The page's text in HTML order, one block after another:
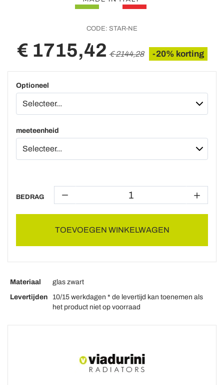
CODE: STAR-NE
€ 1715,42 € 2144,28 -20% korting
Optioneel
meeteenheid
BEDRAG
TOEVOEGEN WINKELWAGEN
Materiaal
glas zwart
Levertijden
10/15 werkdagen * de levertijd kan toenemen als
het product niet op voorraad